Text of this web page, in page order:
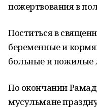
пожертвования в
Поститься в
беременные и
больные и пожилые
По окончании
мусульмане